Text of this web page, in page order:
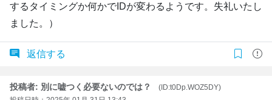
するタイミングか何かでIDが変わるようです。失礼いたし
ました。）
返信する
投稿者: 別に嘘つく必要ないのでは？
(ID:t0Dp.WOZ5DY)